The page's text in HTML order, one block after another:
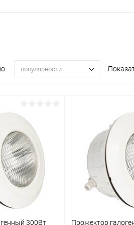
популярности
300Вт
Прожектор